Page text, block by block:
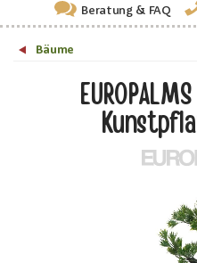
Beratung& FAQ
Bäume